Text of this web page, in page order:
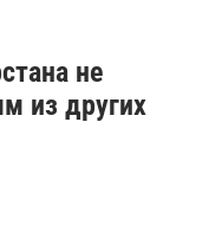
не
из других